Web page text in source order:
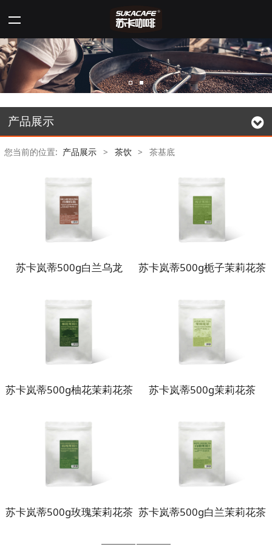
产品展示
您当前的位置: 产品展示 > 茶饮 > 茶基底
苏卡岚蒂500g白兰乌龙 苏卡岚蒂500g栀子茉莉花茶
苏卡岚蒂500g柚花茉莉花茶 苏卡岚蒂500g茉莉花茶
苏卡岚蒂500g玫瑰茉莉花茶 苏卡岚蒂500g白兰茉莉花茶